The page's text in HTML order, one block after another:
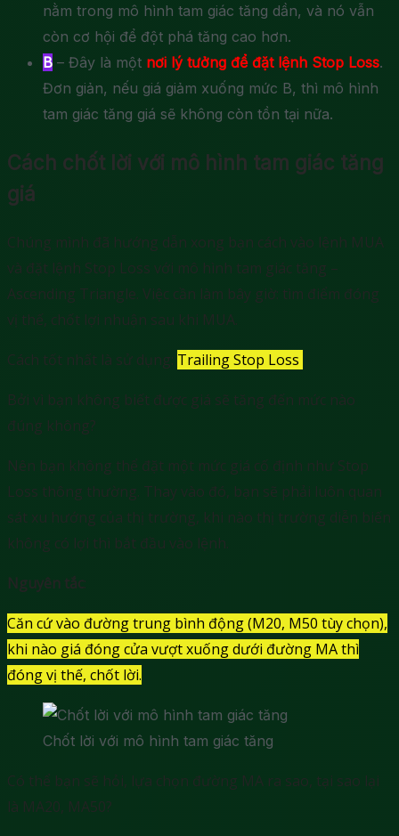
nằm trong mô hình tam giác tăng dần, và nó vẫn
còn cơ hội để đột phá tăng cao hơn.
B – Đây là một nơi lý tưởng để đặt lệnh Stop Loss.
Đơn giản, nếu giá giảm xuống mức B, thì mô hình
tam giác tăng giá sẽ không còn tồn tại nữa.
Cách chốt lời với mô hình tam giác tăng
giá
Chúng mình đã hướng dẫn xong bạn cách vào lệnh MUA
và đặt lệnh Stop Loss với mô hình tam giác tăng –
Ascending Triangle. Việc cần làm bây giờ: tìm điểm đóng
vị thế, chốt lợi nhuận sau khi MUA.
Cách tốt nhất là sử dụng: Trailing Stop Loss
Bởi vì bạn không biết được giá sẽ tăng đến mức nào
đúng không?
Nên bạn không thể đặt một mức giá cố định như Stop
Loss thông thường. Thay vào đó, bạn sẽ phải luôn quan
sát xu hướng của thị trường, khi nào thị trường diễn biến
không có lợi thì bắt đầu vào lệnh.
Nguyên tắc:
Căn cứ vào đường trung bình động (M20, M50 tùy chọn),
khi nào giá đóng cửa vượt xuống dưới đường MA thì
đóng vị thế, chốt lời.
Chốt lời với mô hình tam giác tăng
Có thể bạn sẽ hỏi, lựa chọn đường MA ra sao, tại sao lại
là MA20, MA50?